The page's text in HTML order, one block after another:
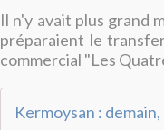
Il n'y avait plus grand
préparaient le
commercial "Les